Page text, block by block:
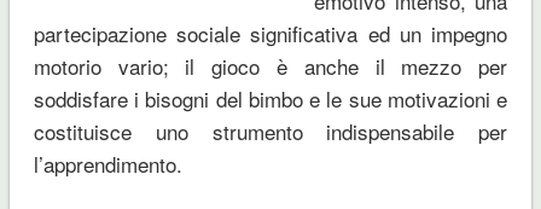
partecipazione sociale significativa ed un impegno
motorio vario; il gioco è anche il mezzo per
soddisfare i bisogni del bimbo e le sue motivazioni e
costituisce uno strumento indispensabile per
l’apprendimento.